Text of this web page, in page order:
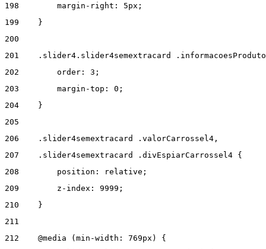
198
        margin-right: 5px;
199
    }
200
201
.slider4.slider4semextracard
202
        order: 3;
203
        margin-top: 0;
204
    }
205
206
    .slider4semextracard .valorCarrossel4,
207
    .slider4semextracard .divEspiarCarrossel4 {
208
        position: relative;
209
        z-index: 9999;
210
    }
211
212
    @media (min-width: 769px) {